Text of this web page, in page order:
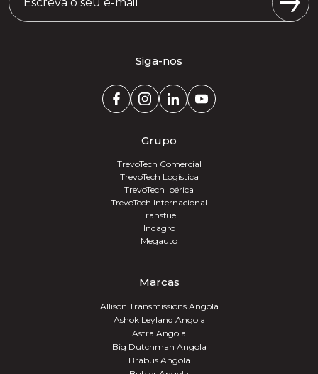
Siga-nos
Grupo
TrevoTech Comercial
TrevoTech Logística
TrevoTech Ibérica
TrevoTech Internacional
Transfuel
Indagro
Megauto
Marcas
Allison Transmissions Angola
Ashok Leyland Angola
Astra Angola
Big Dutchman Angola
Brabus Angola